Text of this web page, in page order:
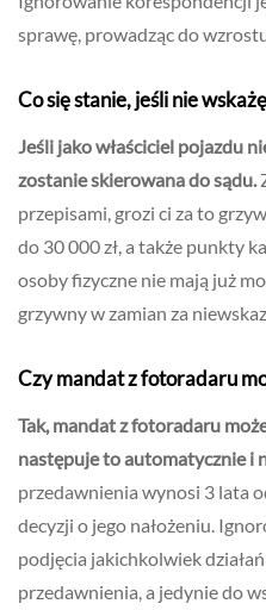
sprawę, prowadząc do
Co się stanie, jeśli nie
Jeśli jako właściciel pojazdu
zostanie skierowana do sądu.
przepisami, grozi ci za to
do 30 000 zł, a także punkty
osoby fizyczne nie mają już
grzywny w zamian za
Czy mandat z fotoradaru
Tak, mandat z fotoradaru
następuje to automatycznie i
przedawnienia wynosi 3 lata
decyzji o jego nałożeniu.
podjęcia jakichkolwiek
przedawnienia, a jedynie do